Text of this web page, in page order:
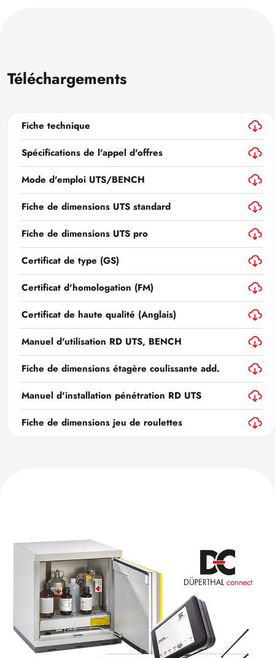
Téléchargements
Fiche technique
Spécifications de l'appel d'offres
Mode d'emploi UTS/BENCH
Fiche de dimensions UTS standard
Fiche de dimensions UTS pro
Certificat de type (GS)
Certificat d'homologation (FM)
Certificat de haute qualité (Anglais)
Manuel d'utilisation RD UTS, BENCH
Fiche de dimensions étagère coulissante add.
Manuel d'installation pénétration RD UTS
Fiche de dimensions jeu de roulettes